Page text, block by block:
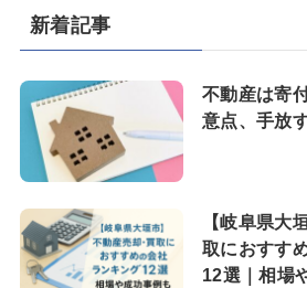
新着記事
不動産は寄
意点、手放
【岐阜県大
取におすす
12選｜相場